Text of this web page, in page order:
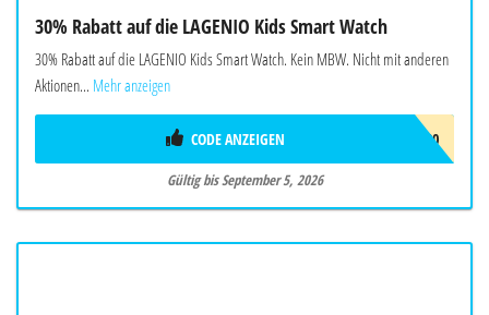
30% Rabatt auf die LAGENIO Kids Smart Watch
30% Rabatt auf die LAGENIO Kids Smart Watch. Kein MBW. Nicht mit anderen
Aktionen... Mehr anzeigen
AF30
CODE ANZEIGEN
Gültig bis September 5, 2026